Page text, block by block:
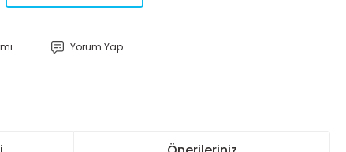
Yorum Yap